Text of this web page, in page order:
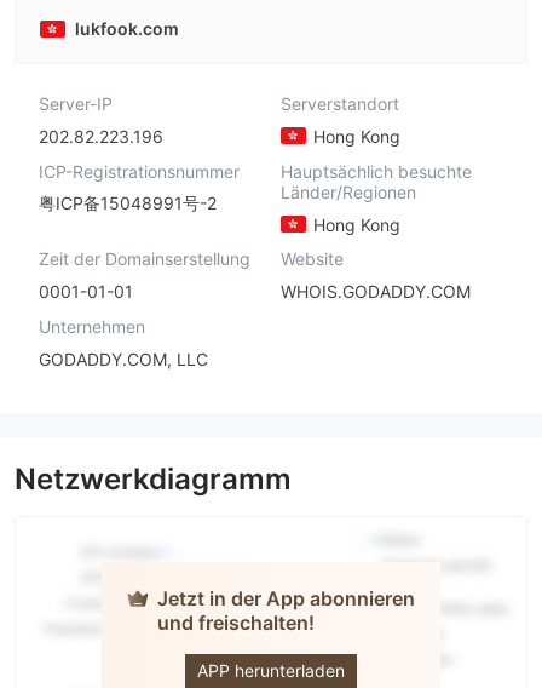
lukfook.com
Server-IP
202.82.223.196
Serverstandort
Hong Kong
ICP-Registrationsnummer
粤ICP备15048991号-2
Hauptsächlich besuchte
Länder/Regionen
Hong Kong
Zeit der Domainserstellung
0001-01-01
Website
WHOIS.GODADDY.COM
Unternehmen
GODADDY.COM, LLC
Netzwerkdiagramm
Jetzt in der App abonnieren
und freischalten!
APP herunterladen
LUKFOOK